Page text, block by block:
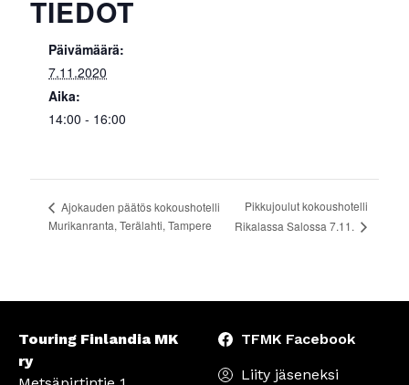
TIEDOT
Päivämäärä:
7.11.2020
Aika:
14:00 - 16:00
Ajokauden päätös kokoushotelli
Murikanranta, Terälahti, Tampere
Pikkujoulut kokoushotelli
Rikalassa Salossa 7.11.
Touring Finlandia MK
ry
TFMK Facebook
Liity jäseneksi